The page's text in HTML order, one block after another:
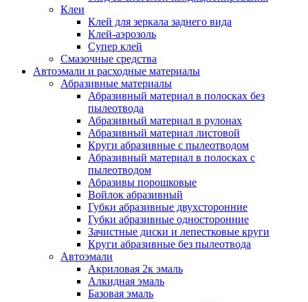
Клеи
Клей для зеркала заднего вида
Клей-аэрозоль
Супер клей
Смазочные средства
Автоэмали и расходные материалы
Абразивные материалы
Абразивный материал в полосках без
пылеотвода
Абразивный материал в рулонах
Абразивный материал листовой
Круги абразивные с пылеотводом
Абразивный материал в полосках с
пылеотводом
Абразивы порошковые
Войлок абразивный
Губки абразивные двухсторонние
Губки абразивные односторонние
Зачистные диски и лепестковые круги
Круги абразивные без пылеотвода
Автоэмали
Акриловая 2к эмаль
Алкидная эмаль
Базовая эмаль